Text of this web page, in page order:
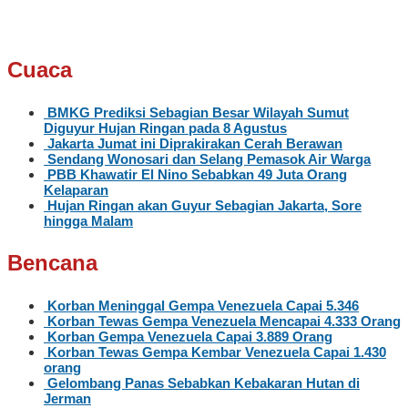
Cuaca
BMKG Prediksi Sebagian Besar Wilayah Sumut
Diguyur Hujan Ringan pada 8 Agustus
Jakarta Jumat ini Diprakirakan Cerah Berawan
Sendang Wonosari dan Selang Pemasok Air Warga
PBB Khawatir El Nino Sebabkan 49 Juta Orang
Kelaparan
Hujan Ringan akan Guyur Sebagian Jakarta, Sore
hingga Malam
Bencana
Korban Meninggal Gempa Venezuela Capai 5.346
Korban Tewas Gempa Venezuela Mencapai 4.333 Orang
Korban Gempa Venezuela Capai 3.889 Orang
Korban Tewas Gempa Kembar Venezuela Capai 1.430
orang
Gelombang Panas Sebabkan Kebakaran Hutan di
Jerman